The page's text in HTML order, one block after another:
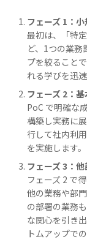
フェーズ 1：
最初は、「特
ど、1つの業務
プを絞ること
れる学びを迅
フェーズ 2：
PoC で明確な
構築し実務に
行して社内利
を実施します。
フェーズ 3：
フェーズ 2 で
他の業務や部
の部署の業務
な関心を引き
トムアップで